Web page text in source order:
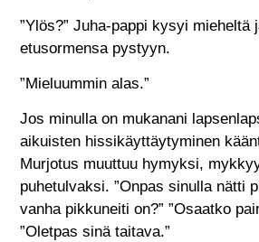
”Ylös?” Juha-pappi kysyi mieheltä
etusormensa pystyyn.
”Mieluummin alas.”
Jos minulla on mukanani
aikuisten hissikäyttäytyminen
Murjotus muuttuu hymyksi,
puhetulvaksi. ”Onpas sinulla nätti
vanha pikkuneiti on?” ”Osaatko
”Oletpas sinä taitava.”